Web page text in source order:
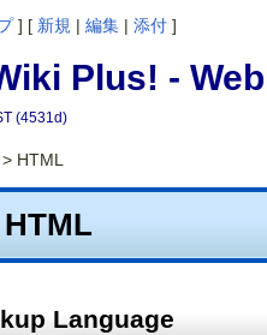
] [ 新規 | 編集| 添付]
Plus! -
(4531d)
> HTML
Language